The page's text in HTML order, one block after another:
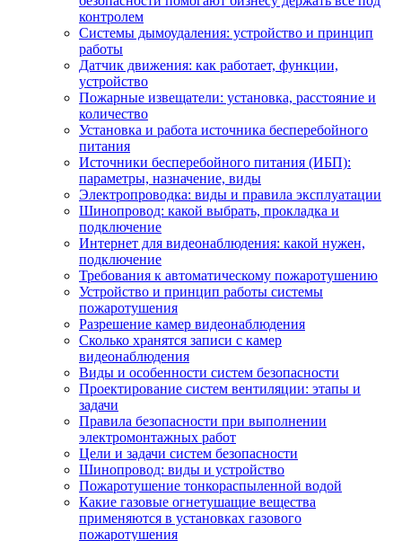
контролем
Системы дымоудаления: устройство и принцип
работы
Датчик движения: как работает, функции,
устройство
Пожарные извещатели: установка, расстояние и
количество
Установка и работа источника бесперебойного
питания
Источники бесперебойного питания (ИБП):
параметры, назначение, виды
Электропроводка: виды и правила эксплуатации
Шинопровод: какой выбрать, прокладка и
подключение
Интернет для видеонаблюдения: какой нужен,
подключение
Требования к автоматическому пожаротушению
Устройство и принцип работы системы
пожаротушения
Разрешение камер видеонаблюдения
Сколько хранятся записи с камер
видеонаблюдения
Виды и особенности систем безопасности
Проектирование систем вентиляции: этапы и
задачи
Правила безопасности при выполнении
электромонтажных работ
Цели и задачи систем безопасности
Шинопровод: виды и устройство
Пожаротушение тонкораспыленной водой
Какие газовые огнетушащие вещества
применяются в установках газового
пожаротушения